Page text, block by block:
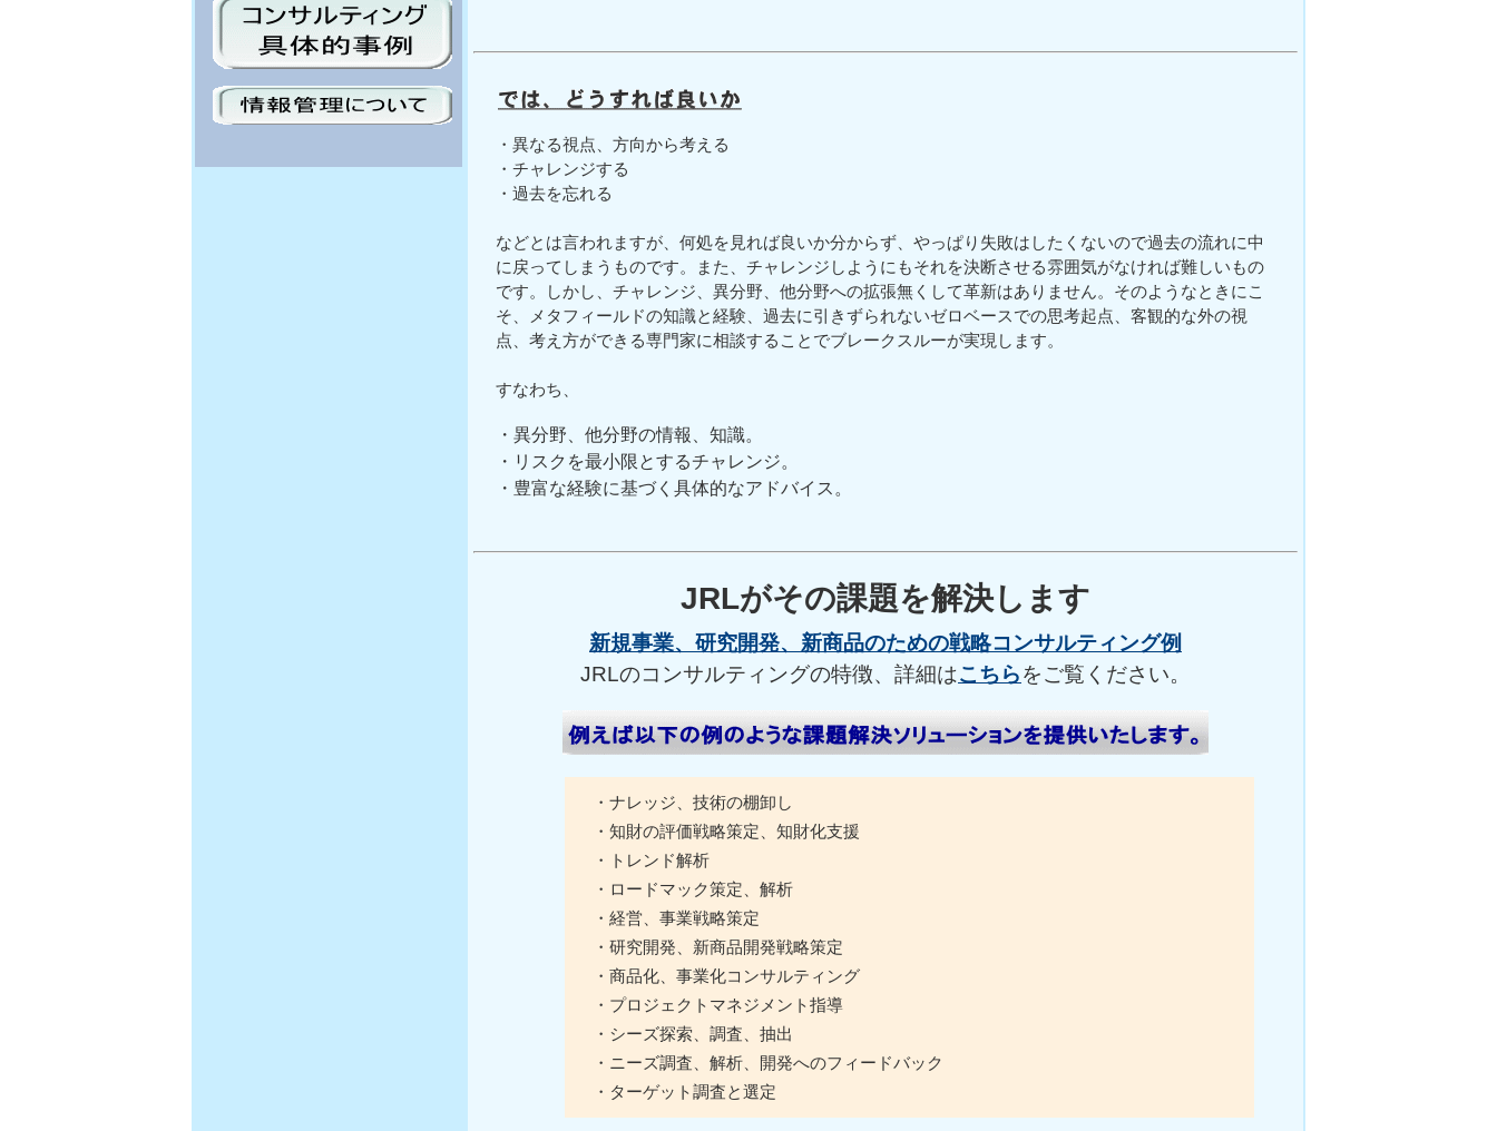
・異なる視点、方向から考える
・チャレンジする
・過去を忘れる
などとは言われますが、何処を見れば良いか分からず、やっぱり失敗はしたくないので過去の流れに中
に戻ってしまうものです。また、チャレンジしようにもそれを決断させる雰囲気がなければ難しいもの
です。しかし、チャレンジ、異分野、他分野への拡張無くして革新はありません。そのようなときにこ
そ、メタフィールドの知識と経験、過去に引きずられないゼロベースでの思考起点、客観的な外の視
点、考え方ができる専門家に相談することでブレークスルーが実現します。
すなわち、
・異分野、他分野の情報、知識。
・リスクを最小限とするチャレンジ。
・豊富な経験に基づく具体的なアドバイス。
JRLがその課題を解決します
新規事業、研究開発、新商品のための戦略コンサルティング例
JRLのコンサルティングの特徴、詳細はこちらをご覧ください。
・ナレッジ、技術の棚卸し
・知財の評価戦略策定、知財化支援
・トレンド解析
・ロードマック策定、解析
・経営、事業戦略策定
・研究開発、新商品開発戦略策定
・商品化、事業化コンサルティング
・プロジェクトマネジメント指導
・シーズ探索、調査、抽出
・ニーズ調査、解析、開発へのフィードバック
・ターゲット調査と選定